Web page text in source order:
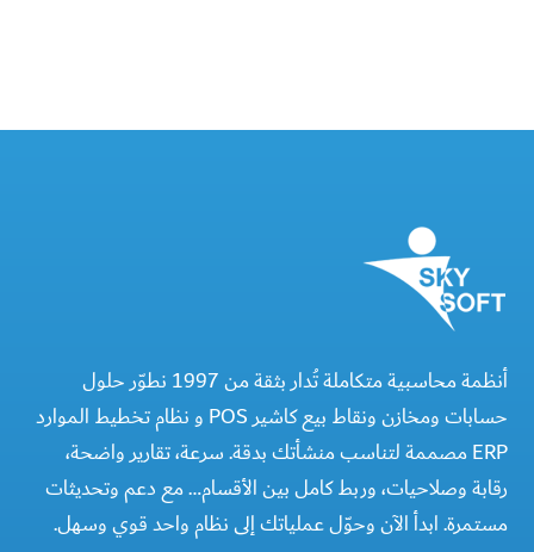
أنظمة محاسبية متكاملة تُدار بثقة من 1997 نطوّر حلول
حسابات ومخازن ونقاط بيع كاشير POS و نظام تخطيط الموارد
ERP مصممة لتناسب منشأتك بدقة. سرعة، تقارير واضحة،
رقابة وصلاحيات، وربط كامل بين الأقسام… مع دعم وتحديثات
مستمرة. ابدأ الآن وحوّل عملياتك إلى نظام واحد قوي وسهل.